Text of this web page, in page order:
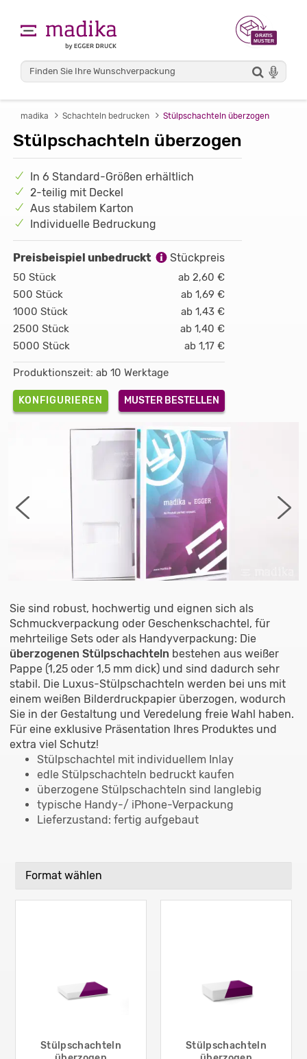
madika Schachteln bedrucken Stülpschachteln überzogen
Stülpschachteln überzogen
In 6 Standard-Größen erhältlich
2-teilig mit Deckel
Aus stabilem Karton
Individuelle Bedruckung
Preisbeispiel unbedruckt Stückpreis
50 Stück
ab 2,60 €
500 Stück
ab 1,69 €
1000 Stück
ab 1,43 €
2500 Stück
ab 1,40 €
5000 Stück
ab 1,17 €
Produktionszeit: ab 10 Werktage
KONFIGURIEREN MUSTER BESTELLEN
Sie sind robust, hochwertig und eignen sich als
Schmuckverpackung oder Geschenkschachtel, für
mehrteilige Sets oder als Handyverpackung: Die
überzogenen Stülpschachteln bestehen aus weißer
Pappe (1,25 oder 1,5 mm dick) und sind dadurch sehr
stabil. Die Luxus-Stülpschachteln werden bei uns mit
einem weißen Bilderdruckpapier überzogen, wodurch
Sie in der Gestaltung und Veredelung freie Wahl haben.
Für eine exklusive Präsentation Ihres Produktes und
extra viel Schutz!
Stülpschachtel mit individuellem Inlay
edle Stülpschachteln bedruckt kaufen
überzogene Stülpschachteln sind langlebig
typische Handy-/ iPhone-Verpackung
Lieferzustand: fertig aufgebaut
Format wählen
Stülpschachteln
Stülpschachteln